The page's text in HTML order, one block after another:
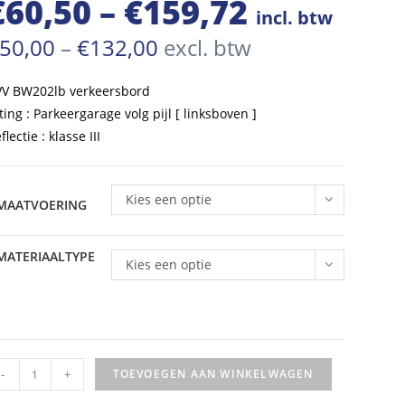
60,50 – €159,72Prijsklasse:
incl. btw
– €132,00 Prijsklasse:
€50,00
excl. btw
BW202lb verkeersbord
: Parkeergarage volg pijl [ linksboven ]
: klasse III
Kies een optie
Kies een optie
- + TOEVOEGEN AAN WINKELWAGEN